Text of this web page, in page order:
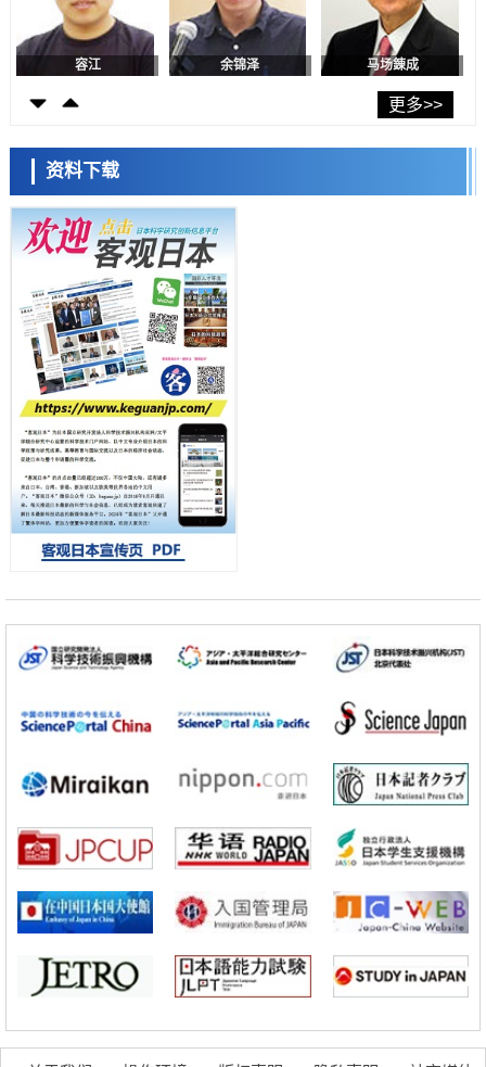
首年度政策方向
科学研究
东京大学发现可诱导细胞死亡的新型信使物质
科学研究
东京都健康长寿医疗中心跨器官揭示衰老过程中的糖链变化
产总研无需石油利用松脂制备石墨前驱体，可作为电池电极材料
科学研究
东京大学和海上保安厅等发现南海海槽沿线板块边界锁定状态存在区域
差异
政策
日本第2次医疗研究开发调整费，根据一线实际情况和需求分配99.3亿
日元
科学研究
千叶大学鉴定出导致难治性疾病“肺高血压症”恶化的蛋白质“MYL9/12”，
会引发血管结构恶化
科学研究
京都大学高效生成光的构成单元“光子”，可应用于量子计算机
科学研究
开发出300亿年仅误差1秒的光晶格钟，构建网络将其打造为下一代社会
基础设施
经济・社会
日本成立“以人为本AI联盟”——力争借助AI拓展社会公众创造力，依托
产学合作推进研发
科学研究
立教大学在试管内构建长链人工基因组DNA自我复制系统，有望实现携
带大量基因的人工细胞
政策
展研究
科学研究
科学研究
开发出300亿年仅误差1秒的光晶格钟，构建网络将其打造为下一代社会
基础设施
经济・社会
日本成立“以人为本AI联盟”——力争借助AI拓展社会公众创造力，依托
科学研究
大阪大学开发出膜脂质可视化工具，使脂质探针的高效开发成为可能
科学研究
立教大学在试管内构建长链人工基因组DNA自我复制系统，有望实现携
带大量基因的人工细胞
日本科学未来馆 科学交
小岩井忠道 泷川 进
更多>>
资料下载